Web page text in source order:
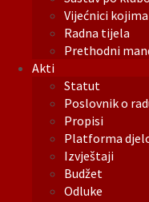
Vijećnici
Radna tijela
Prethodni
Akti
Statut
Poslovnik o
Propisi
Platforma
Izvještaji
Budžet
Odluke